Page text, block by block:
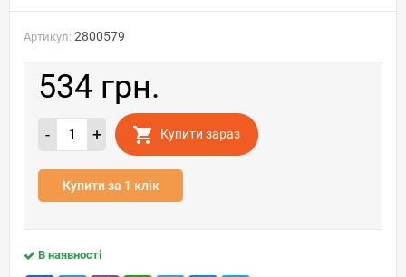
Артикул: 2800579
534 грн.
- + Купити зараз
Купити за 1 клік
В наявності